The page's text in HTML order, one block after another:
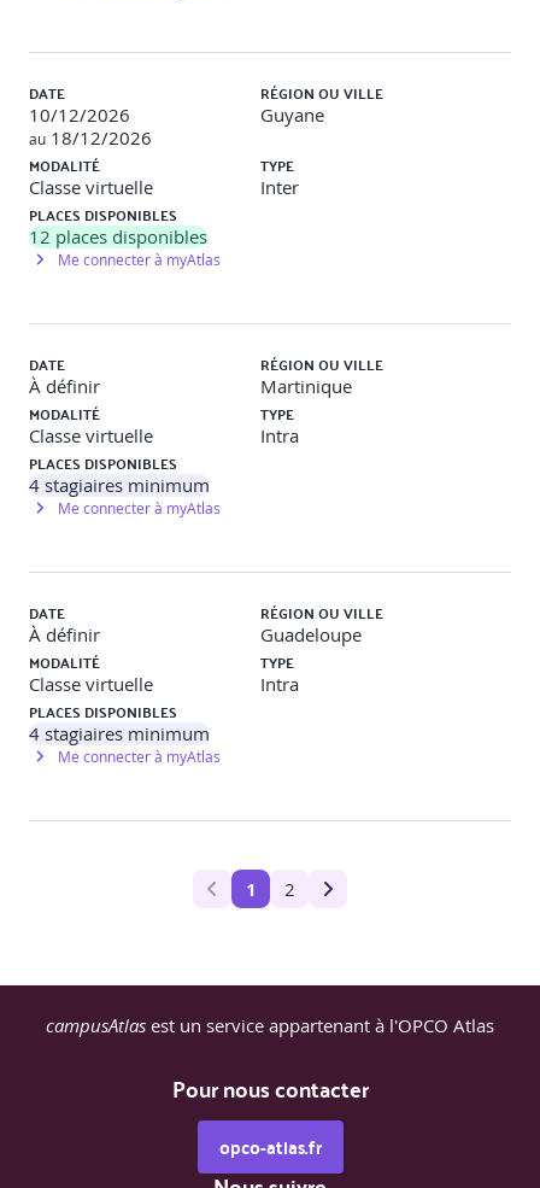
DATE
10/12/2026
au 18/12/2026
RÉGION OU VILLE
Guyane
MODALITÉ
Classe virtuelle
TYPE
Inter
PLACES DISPONIBLES
12 places disponibles
Me connecter à myAtlas
DATE
À définir
RÉGION OU VILLE
Martinique
MODALITÉ
Classe virtuelle
TYPE
Intra
PLACES DISPONIBLES
4 stagiaires minimum
Me connecter à myAtlas
DATE
À définir
RÉGION OU VILLE
Guadeloupe
MODALITÉ
Classe virtuelle
TYPE
Intra
PLACES DISPONIBLES
4 stagiaires minimum
Me connecter à myAtlas
1 2
campusAtlas est un service appartenant à l'OPCO Atlas
Pour nous contacter
opco-atlas.fr